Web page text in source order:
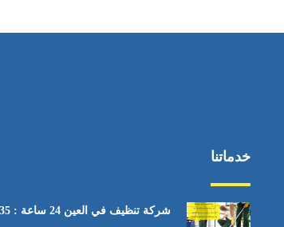
خدماتنا
شركة تنظيف في العين 24 ساعة : 0528935235